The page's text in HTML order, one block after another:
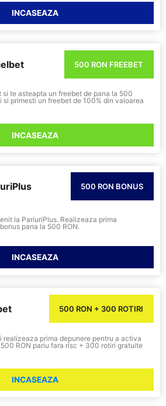
INCASEAZA
500 RON FREEBET
te asteapta un freebet de pana la 500
si primesti un freebet de 100% din valoarea
INCASEAZA
500 RON BONUS
la PariuriPlus. Realizeaza prima
pana la 500 RON.
INCASEAZA
500 RON + 300 ROTIRI
realizeaza prima depunere pentru a activa
RON pariu fara risc + 300 rotiri gratuite
INCASEAZA